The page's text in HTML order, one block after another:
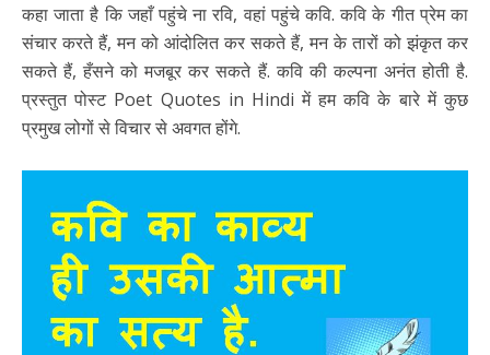
कहा जाता है कि जहाँ पहुंचे ना रवि, वहां पहुंचे कवि. कवि के गीत प्रेम का
संचार करते हैं, मन को आंदोलित कर सकते हैं, मन के तारों को झंकृत कर
सकते हैं, हँसने को मजबूर कर सकते हैं. कवि की कल्पना अनंत होती है.
प्रस्तुत पोस्ट Poet Quotes in Hindi में हम कवि के बारे में कुछ
प्रमुख लोगों से विचार से अवगत होंगे.